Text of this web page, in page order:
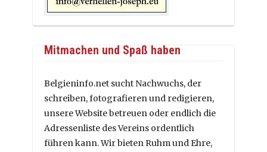
Mitmachen und Spaß haben
Belgieninfo.net sucht Nachwuchs, der
schreiben, fotografieren und redigieren,
unsere Website betreuen oder endlich die
Adressenliste des Vereins ordentlich
führen kann. Wir bieten Ruhm und Ehre,